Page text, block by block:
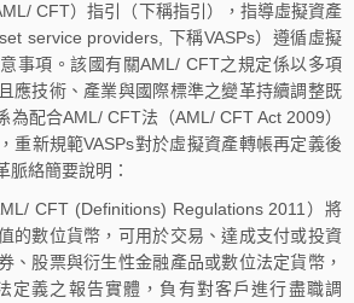
CFT）指引（下稱指引），指導虛擬資產
service providers, 下稱VASPs）遵循虛擬
事項。該國有關AML/ CFT之規定係以多項
應技術、產業與國際標準之變革持續調整既
為配合AML/ CFT法（AML/ CFT Act 2009）
重新規範VASPs對於虛擬資產轉帳再定義後
脈絡簡要說明：
CFT (Definitions) Regulations 2011）將
的數位貨幣，可用於交易、達成支付或投資
、股票與衍生性金融產品或數位法定貨幣，
定義之報告實體，負有對客戶進行盡職調